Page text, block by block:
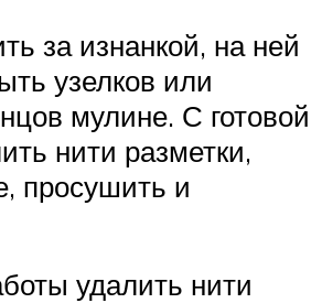
за изнанкой, на ней
узелков или
мулине. С готовой
нити разметки,
просушить и
удалить нити